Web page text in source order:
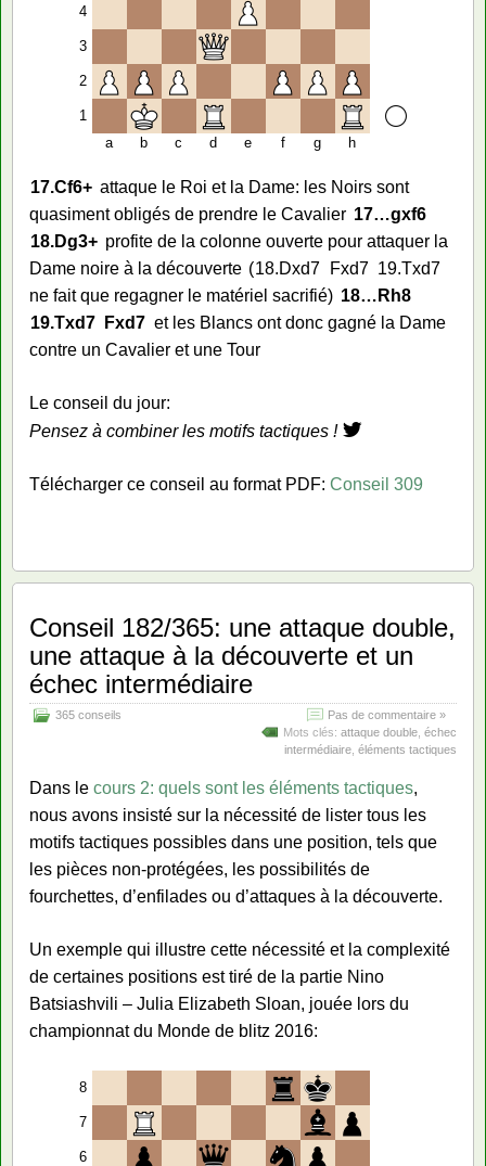
4
3
2
1
a
b c d e f g h
17.Cf6+ attaque le Roi et la Dame: les Noirs sont
quasiment obligés de prendre le Cavalier 17…gxf6
18.Dg3+ profite de la colonne ouverte pour attaquer la
Dame noire à la découverte
18.Dxd7 Fxd7 19.Txd7
ne fait que regagner le matériel sacrifié
18… Rh8
19.Txd7 Fxd7 et les Blancs ont donc gagné la Dame
contre un Cavalier et une Tour
Le conseil du jour:
Pensez à combiner les motifs tactiques !
Télécharger ce conseil au format PDF: Conseil 309
Conseil 182/365: une attaque double,
une attaque à la découverte et un
échec intermédiaire
365 conseils
Pas de commentaire »
Mots clés: attaque double échec
intermédiaire éléments tactiques
Dans le cours 2: quels sont les éléments tactiques,
nous avons insisté sur la nécessité de lister tous les
motifs tactiques possibles dans une position, tels que
les pièces non-protégées, les possibilités de
fourchettes, d’enfilades ou d’attaques à la découverte.
Un exemple qui illustre cette nécessité et la complexité
de certaines positions est tiré de la partie Nino
Batsiashvili – Julia Elizabeth Sloan, jouée lors du
championnat du Monde de blitz 2016:
8
7
6